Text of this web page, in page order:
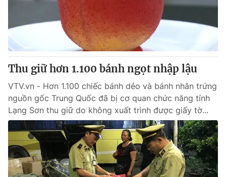
Hitech Công nghệ tương lai
Sản phẩm
Thị trường
Tư vấn
Giao lưu trực tuyến
Lịch phát sóng
Chuyên mục khác
Emagazine Podcast
Photo Infographic
Video Shorts video
Thu giữ hơn 1.100 bánh ngọt nhập lậu
VTV.vn - Hơn 1.100 chiếc bánh dẻo và bánh nhân trứng
nguồn gốc Trung Quốc đã bị cơ quan chức năng tỉnh
Lạng Sơn thu giữ do không xuất trình được giấy tờ...